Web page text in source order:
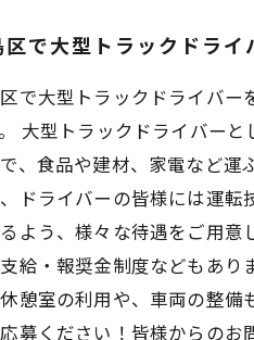
区で大型トラックドラ
で大型トラックドライバー
大型トラックドライバー
、食品や建材、家電など運
ドライバーの皆様には運
よう、様々な待遇をご用意
給・報奨金制度などもあり
憩室の利用や、車両の整備
募ください！皆様からのお